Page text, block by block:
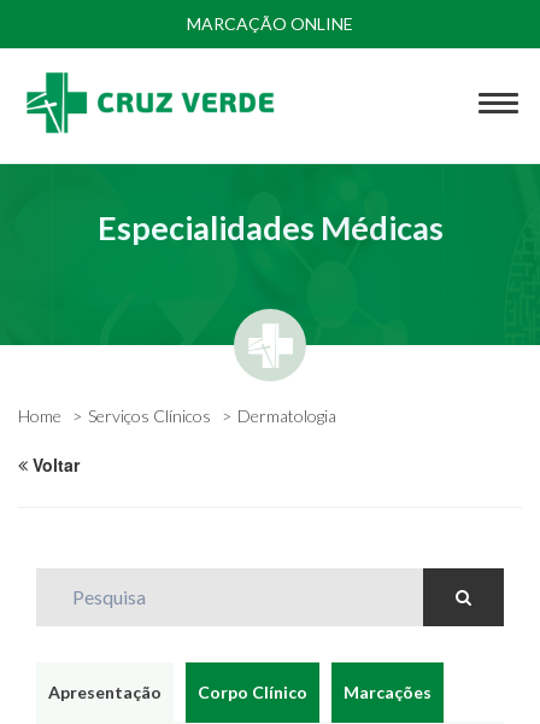
MARCAÇÃO ONLINE
Especialidades Médicas
Home Serviços Clínicos Dermatologia
Voltar
Apresentação Corpo Clínico Marcações